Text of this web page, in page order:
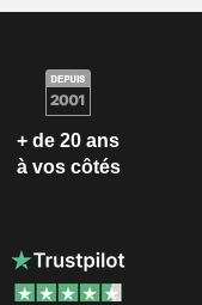
+ de 20 ans
à vos côtés